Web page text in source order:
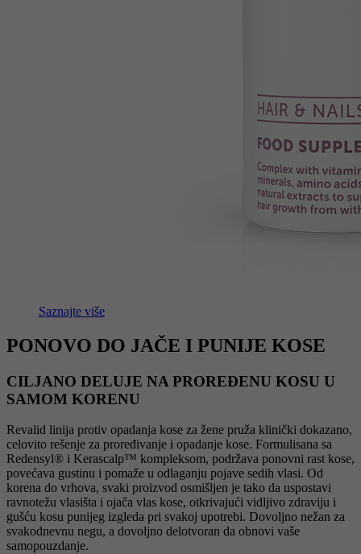
Saznajte više
PONOVO DO JAČE I PUNIJE KOSE
CILJANO DELUJE NA PROREĐENU KOSU U
SAMOM KORENU
Revalid linija protiv opadanja kose za žene pruža klinički dokazano,
celovito rešenje za proređivanje i opadanje kose. Formulisana sa
Redensyl® i Kerascalp™ kompleksom, podržava ponovni rast kose,
povećava gustinu i pomaže u odlaganju pojave sedih vlasi. Od
korena do vrhova, svaki proizvod osmišljen je tako da uspostavi
ravnotežu vlasišta i ojača vlas kose, otkrivajući vidljivo zdraviju i
gušću kosu punijeg izgleda pri svakoj upotrebi. Dovoljno nežan za
svakodnevnu negu, a dovoljno delotvoran da obnovi vaše
samopouzdanje.